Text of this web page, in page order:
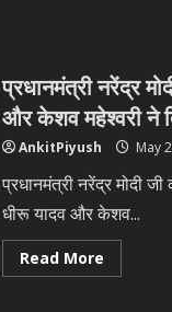
अभिनेत्री
सुमन
पांडेय
ने
साझा
किया
अनुभव।
प्रधानमंत्री नरेंद्र
और केशव महेश्वरी ने
AnkitPiyush May
प्रधानमंत्री नरेंद्र मोदी
धीरू यादव और केशव...
Read MoreRead
more